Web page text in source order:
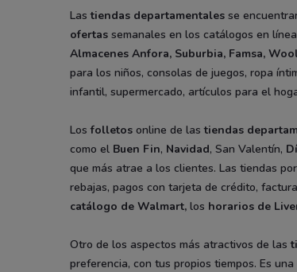
Lastiendas departamentales se
ofertas semanales en los catálogos en
Almacenes Anfora, Suburbia, Famsa,
para los niños, consolas de juegos, ropa
infantil, supermercado, artículos para el
Losfolletos online de lastiendas
como el Buen Fin, Navidad, San Valentín,
que más atrae a los clientes. Las tiendas
rebajas, pagos con tarjeta de crédito,
catálogo de Walmart, los horarios de
Otro de los aspectos más atractivos de las
preferencia, con tus propios tiempos. Es